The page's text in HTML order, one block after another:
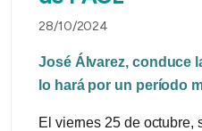
28/10/2024
José Álvarez, conduce
lo hará por un período
El viernes 25 de octubre,